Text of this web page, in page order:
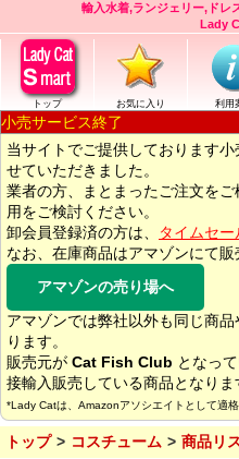
輸入水着,ランジェリー,ドレ
Lady
トップ お気に入り 利用
小売サービス終了
当サイトでご提供しております
せていただきました。
業者の方、まとまったご注文をご
用をご検討ください。
卸会員登録済の方は、
タイムセ
なお、在庫商品はアマゾンにて販
アマゾンの売り場へ
アマゾンでは弊社以外も同じ商
ります。
販売元が Cat Fish Club となっ
接輸入販売している商品となりま
*Lady Catは、Amazonアソシエイトとして適
トップ コスチューム 商品リ